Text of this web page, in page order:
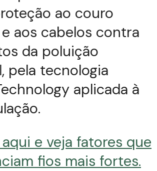
ao couro
aos cabelos contra
da poluição
pela tecnologia
aplicada à
e veja fatores que
fios mais fortes.